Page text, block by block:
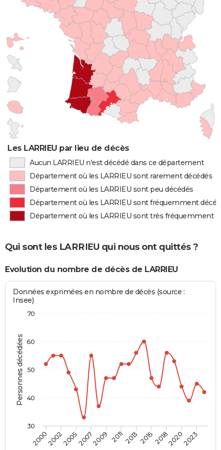
Les LARRIEU par lieu de décès
Aucun LARRIEU n'est décédé dans ce département
Département où les LARRIEU sont rarement décédés
Département où les LARRIEU sont peu décédés
Département où les LARRIEU sont fréquemment
Département où les LARRIEU sont très fréquemment
Qui sont les LARRIEU qui nous ont quittés ?
Evolution du nombre de décès de LARRIEU
Personnes décédées
Données exprimées en nombre de décès (source :
Insee)
20002002200520072009 201120132015201820202023
30
40
50
60
70